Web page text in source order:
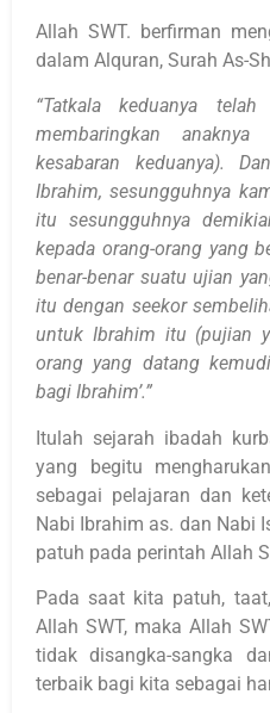
Allah SWT. berfirman
dalam Alquran, Surah As-
“Tatkala keduanya
membaringkan
kesabaran keduanya).
Ibrahim, sesungguhnya
itu sesungguhnya
kepada orang-orang yang
benar-benar suatu ujian
itu dengan seekor
untuk Ibrahim itu (pujian
orang yang datang
bagi Ibrahim’.”
Itulah sejarah ibadah
yang begitu
sebagai pelajaran dan
Nabi Ibrahim as. dan Nabi
patuh pada perintah Allah
Pada saat kita patuh,
Allah SWT, maka Allah
tidak disangka-sangka
terbaik bagi kita sebagai